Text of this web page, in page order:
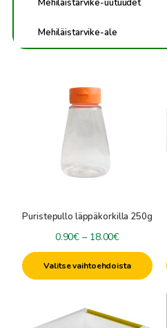
Mehiläistarvike-uutuudet
Mehiläistarvike-ale
Puristepullo läppäkorkilla 250g
0.90€ – 18.00€Hintaluokka:
0.90€
-
18.00€
Valitse vaihtoehdoista
muunnelma.
sivulla.